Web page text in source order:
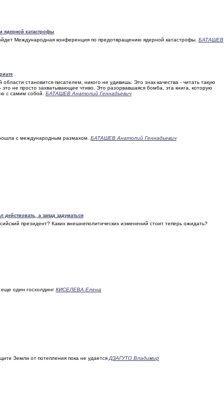
ядерной катастрофы
Международная конференция по предотвращению ядерной катастрофы. БАТАШЕВ
области становится писателем, никого не удивишь. Это знак качества - читать такую
не просто захватывающее чтиво. Это разорвавшаяся бомба, эта книга, которую
с самим собой. БАТАШЕВ Анатолий Геннадьевич
с международным размахом. БАТАШЕВ Анатолий Геннадьевич
действовать, а запад задуматься
президент? Каких внешнеполитических изменений стоит теперь ожидать?
один госхолдинг КИСЕЛЕВА Елена
Земли от потепления пока не удается ДЗАГУТО Владимир